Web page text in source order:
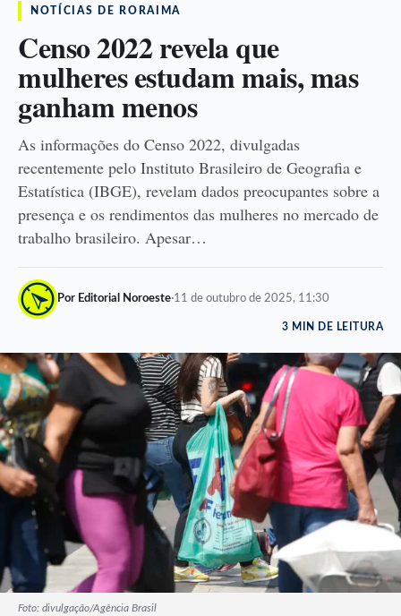
NOTÍCIAS DE RORAIMA
Censo 2022 revela que
mulheres estudam mais, mas
ganham menos
As informações do Censo 2022, divulgadas
recentemente pelo Instituto Brasileiro de Geografia e
Estatística (IBGE), revelam dados preocupantes sobre a
presença e os rendimentos das mulheres no mercado de
trabalho brasileiro. Apesar…
Por Editorial Noroeste·11 de outubro de 2025, 11:30
3 MIN DE LEITURA
Foto: divulgação/Agência Brasil